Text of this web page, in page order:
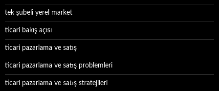
tek şubeli yerel market
ticari bakış açısı
ticari pazarlama ve satış
ticari pazarlama ve satış problemleri
ticari pazarlama ve satış stratejileri